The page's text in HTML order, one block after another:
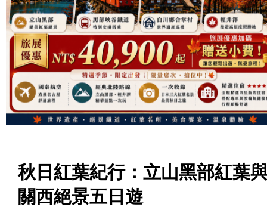
秋日紅葉紀行：立山黑部紅葉
關西絕景五日遊